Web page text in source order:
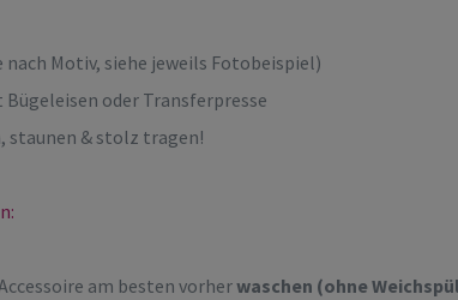
nach Motiv, siehe jeweils Fotobeispiel)
oder Transferpresse
staunen & stolz tragen!
am besten vorherwaschen (ohne